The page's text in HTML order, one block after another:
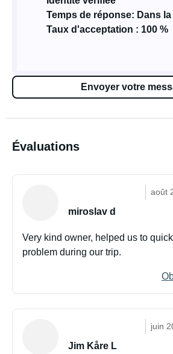
Temps de réponse: Dans
Taux d'acceptation : 100 %
Envoyer votre
Évaluations
août
miroslav d
Very kind owner, helped us to
problem during our trip.
juin
Jim Kåre L